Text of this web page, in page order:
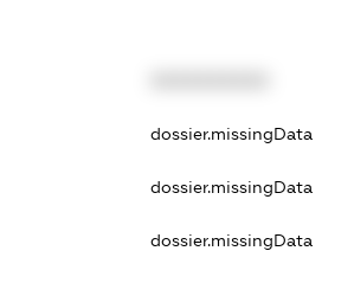
dossier.missingData
dossier.missingData
dossier.missingData